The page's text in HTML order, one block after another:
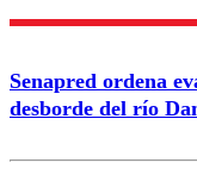
Correo
Senapred ordena
desborde del río